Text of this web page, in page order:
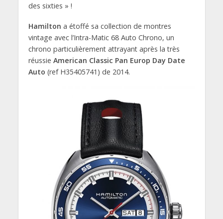
des sixties » !
Hamilton a étoffé sa collection de montres
vintage avec l’Intra-Matic 68 Auto Chrono, un
chrono particulièrement attrayant après la très
réussie American Classic Pan Europ Day Date
Auto (ref H35405741) de 2014.